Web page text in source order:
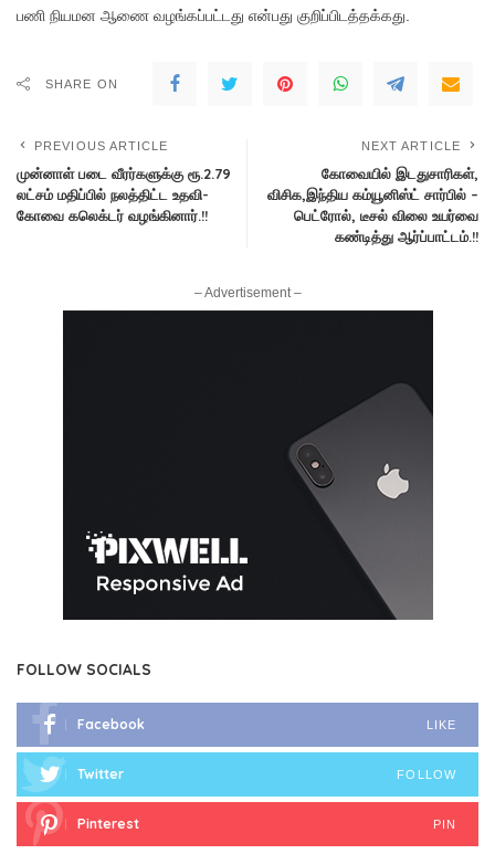
பணி நியமன ஆணை வழங்கப்பட்டது என்பது குறிப்பிடத்தக்கது.
SHARE ON
PREVIOUS ARTICLE
முன்னாள் படை வீரர்களுக்கு ரூ.2.79
லட்சம் மதிப்பில் நலத்திட்ட உதவி-
கோவை கலெக்டர் வழங்கினார்.!!
NEXT ARTICLE
கோவையில் இடதுசாரிகள்,
விசிக,இந்திய கம்யூனிஸ்ட் சார்பில் –
பெட்ரோல், டீசல் விலை உயர்வை
கண்டித்து ஆர்ப்பாட்டம்.!!
– Advertisement –
FOLLOW SOCIALS
Facebook LIKE
Twitter FOLLOW
Pinterest PIN